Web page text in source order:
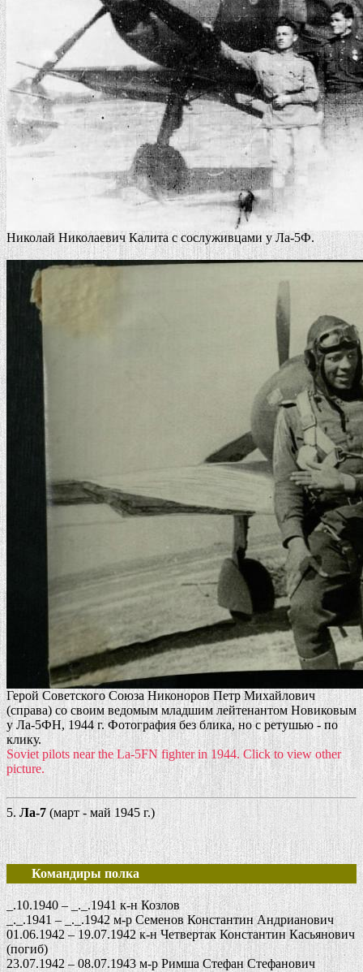
Николай Николаевич Калита с сослуживцами у Ла-5Ф.
Герой Советского Союза Никоноров Петр Михайлович
(справа) со своим ведомым младшим лейтенантом Новиковым
у Ла-5ФН, 1944 г. Фотография без блика, но с ретушью - по
клику.
Soviet pilots near the La-5FN fighter in 1944. Click to view other
picture.
5. Ла-7 (март - май 1945 г.)
Командиры полка
_.10.1940 – _._.1941 к-н Козлов
_._.1941 – _._.1942 м-р Семенов Константин Андрианович
01.06.1942 – 19.07.1942 к-н Четвертак Константин Касьянович
(погиб)
23.07.1942 – 08.07.1943 м-р Римша Стефан Стефанович